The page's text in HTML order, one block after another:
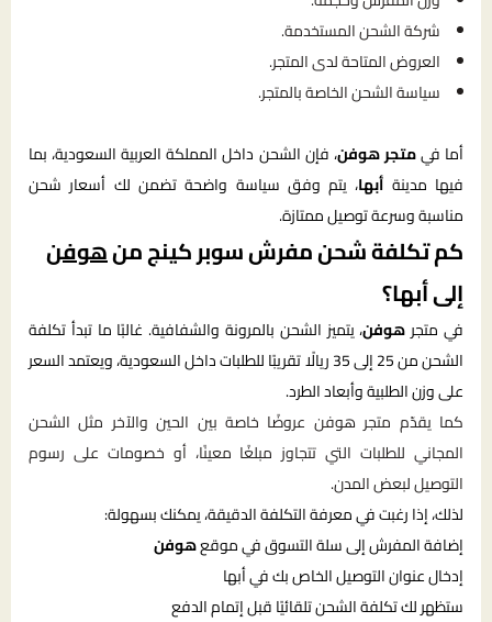
شركة الشحن المستخدمة.
العروض المتاحة لدى المتجر.
سياسة الشحن الخاصة بالمتجر.
أما فيمتجر هوفن، فإن الشحن داخل المملكة العربية السعودية، بما
فيها مدينة أبها، يتم وفق سياسة واضحة تضمن لك أسعار شحن
مناسبة وسرعة توصيل ممتازة.
كم تكلفة شحن مفرش سوبر كينج منهوفن
إلى أبها؟
في متجر هوفن، يتميز الشحن بالمرونة والشفافية. غالبًا ما تبدأ تكلفة
الشحن من 25 إلى 35 ريالًا تقريبًا للطلبات داخل السعودية، ويعتمد السعر
على وزن الطلبية وأبعاد الطرد.
كما يقدّم متجر هوفن عروضًا خاصة بين الحين والآخر مثل الشحن
المجاني للطلبات التي تتجاوز مبلغًا معينًا، أو خصومات على رسوم
التوصيل لبعض المدن.
لذلك، إذا رغبت في معرفة التكلفة الدقيقة، يمكنك بسهولة:
إضافة المفرش إلى سلة التسوق في موقعهوفن
إدخال عنوان التوصيل الخاص بك في أبها
ستظهر لك تكلفة الشحن تلقائيًا قبل إتمام الدفع